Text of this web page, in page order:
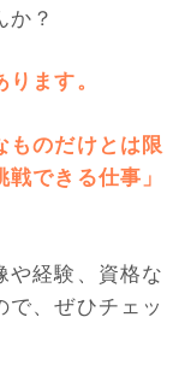
か？
ます。
ものだけとは限
できる仕事」
や経験、資格な
で、ぜひチェッ